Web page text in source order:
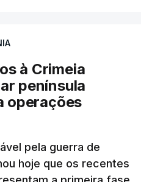
dos serviços de
disse à Reuters que
coreana começou a
para o oeste da
e seis lançadores para
à Crimeia
península
operações
pela guerra de
hoje que os recentes